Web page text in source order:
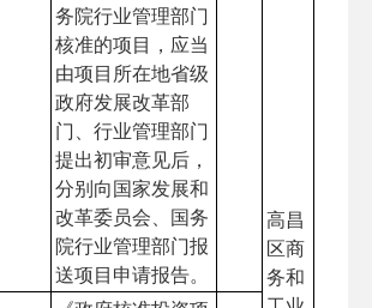
务院行业管理部门
核准的项目，应当
由项目所在地省级
政府发展改革部
门、行业管理部门
提出初审意见后，
分别向国家发展和
改革委员会、国务
院行业管理部门报
送项目申请报告。
高昌
区商
务和